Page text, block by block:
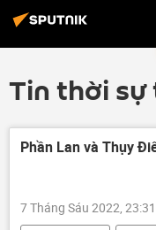
Tin thời sự
Phần Lan và Thụy
7 Tháng Sáu 2022, 23:31